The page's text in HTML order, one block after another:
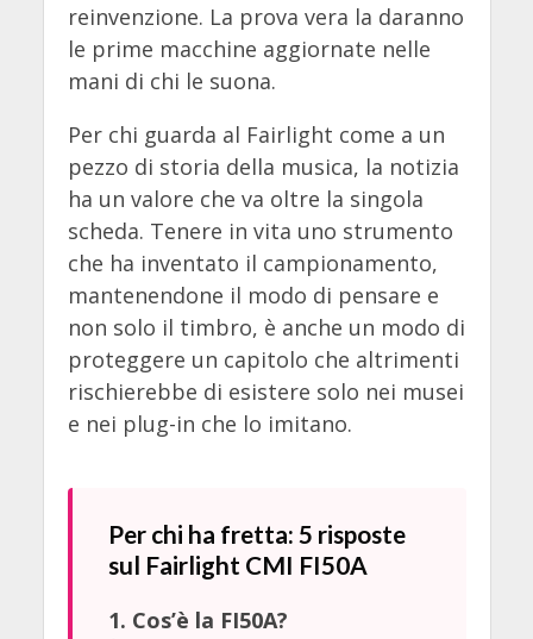
reinvenzione. La prova vera la daranno
le prime macchine aggiornate nelle
mani di chi le suona.
Per chi guarda al Fairlight come a un
pezzo di storia della musica, la notizia
ha un valore che va oltre la singola
scheda. Tenere in vita uno strumento
che ha inventato il campionamento,
mantenendone il modo di pensare e
non solo il timbro, è anche un modo di
proteggere un capitolo che altrimenti
rischierebbe di esistere solo nei musei
e nei plug-in che lo imitano.
Per chi ha fretta: 5 risposte
sul Fairlight CMI FI50A
1. Cos’è la FI50A?